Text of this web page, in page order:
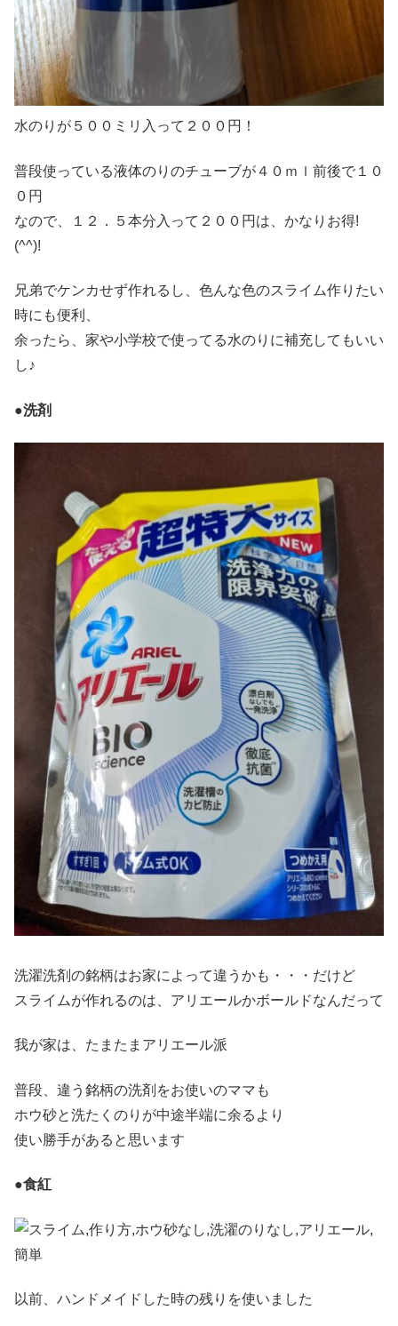
水のりが５００ミリ入って２００円！
普段使っている液体のりのチューブが４０ｍｌ前後で１０
０円
なので、１２．５本分入って２００円は、かなりお得!
(^^)!
兄弟でケンカせず作れるし、色んな色のスライム作りたい
時にも便利、
余ったら、家や小学校で使ってる水のりに補充してもいい
し♪
●洗剤
洗濯洗剤の銘柄はお家によって違うかも・・・だけど
スライムが作れるのは、アリエールかボールドなんだって
我が家は、たまたまアリエール派
普段、違う銘柄の洗剤をお使いのママも
ホウ砂と洗たくのりが中途半端に余るより
使い勝手があると思います
●食紅
以前、ハンドメイドした時の残りを使いました